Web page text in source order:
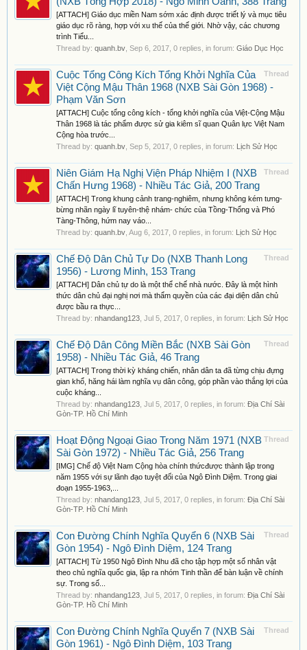
[ATTACH] Giáo dục miền Nam sớm xác định được triết lý và mục tiêu
giáo dục rõ ràng, hợp với xu thế của thế giới. Nhờ vậy, các chương
trình Tiểu...
Thread by: quanh.bv Sep 6, 2017 , 0 replies, in forum: Giáo Dục Học
Thread
Cuộc Tổng Công Kích Tổng Khởi Nghĩa Của
Việt Cộng Mậu Thân 1968 (NXB Sài Gòn 1968) -
Phạm Văn Sơn
[ATTACH] Cuộc tổng công kích - tổng khởi nghĩa của Việt-Cộng Mậu
Thân 1968 là tác phẩm được sử gia kiêm sĩ quan Quân lực Việt Nam
Cộng hòa trước...
Thread by: quanh.bv Sep 5, 2017 , 0 replies, in forum: Lịch Sử Học
Thread
Niên Giám Hạ Nghị Viện Pháp Nhiệm I (NXB
Chấn Hưng 1968) - Nhiều Tác Giả, 200 Trang
[ATTACH] Trong khung cảnh trang-nghiêm, nhưng không kém tưng-
bừng nhãn ngày lĩ tuyên-thệ nhám- chức cùa Tồng-Thổng và Phó
Tàng-Thông, hứm nay váo...
Thread by: quanh.bv Aug 6, 2017 , 0 replies, in forum: Lịch Sử Học
Thread
Chế Độ Dân Chủ Tự Do (NXB Thanh Long
1956) - Lương Minh, 153 Trang
[ATTACH] Dân chủ tự do là một thể chế nhà nước. Đây là một hình
thức dân chủ đại nghị nơi mà thẩm quyền của các đại diện dân chủ
được bầu ra thực...
Thread by: nhandang123 Jul 5, 2017 , 0 replies, in forum: Lịch Sử Học
Thread
Chế Độ Dân Công Miền Bắc (NXB Sài Gòn
1958) - Nhiều Tác Giả, 46 Trang
[ATTACH] Trong thời kỳ kháng chiến, nhân dân ta đã từng chịu đựng
gian khổ, hăng hái làm nghĩa vụ dân công, góp phần vào thắng lợi của
cuộc kháng...
Thread by: nhandang123 Jul 5, 2017 , 0 replies, in forum: Địa Chí Sài
Gòn-TP. Hồ Chí Minh
Thread
Hoạt Động Ngoại Giao Trong Năm 1971 (NXB
Sài Gòn 1972) - Nhiều Tác Giả, 256 Trang
[IMG] Chế độ Việt Nam Cộng hòa chính thứcđược thành lập trong
năm 1955 với sự lãnh đạo tuyệt đối của Ngô Đình Diệm. Trong giai
đoạn 1955-1963,...
Thread by: nhandang123 Jul 5, 2017 , 0 replies, in forum: Địa Chí Sài
Gòn-TP. Hồ Chí Minh
Thread
Con Đường Chính Nghĩa Quyển 6 (NXB Sài
Gòn 1954) - Ngô Đình Diệm, 124 Trang
[ATTACH] Từ 1950 Ngô Đình Nhu đã cho tập hợp một số nhân vật
theo chủ nghĩa quốc gia, lập ra nhóm Tinh thần để bàn luận về chính
sự. Trong số...
Thread by: nhandang123 Jul 5, 2017 , 0 replies, in forum: Địa Chí Sài
Gòn-TP. Hồ Chí Minh
Thread
Con Đường Chính Nghĩa Quyển 7 (NXB Sài
Gòn 1961) - Ngô Đình Diệm, 103 Trang